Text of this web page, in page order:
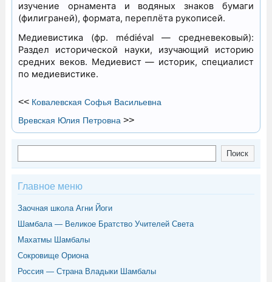
изучение орнамента и водяных знаков бумаги
(филиграней), формата, переплёта рукописей.
Медиевистика (фр. médiéval — средневековый):
Раздел исторической науки, изучающий историю
средних веков. Медиевист — историк, специалист
по медиевистике.
<< Ковалевская Софья Васильевна
Вревская Юлия Петровна >>
Поиск
Главное меню
Заочная школа Агни Йоги
Шамбала — Великое Братство Учителей Света
Махатмы Шамбалы
Сокровище Ориона
Россия — Страна Владыки Шамбалы